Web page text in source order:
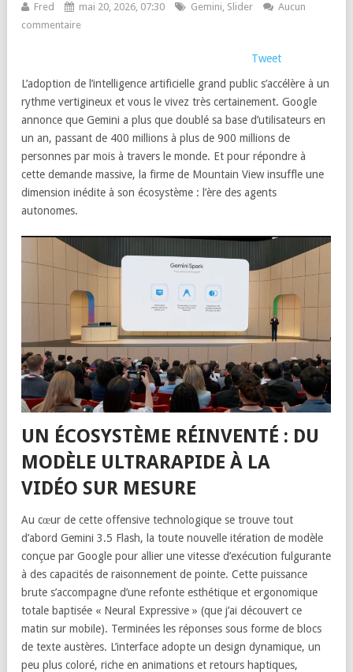
Fred mai 20, 2026, 07:30 Gemini, Slider
Aucun
commentaire
Tweet
L’adoption de l’intelligence artificielle grand public s’accélère à un
rythme vertigineux et vous le vivez très certainement. Google
annonce que Gemini a plus que doublé sa base d’utilisateurs en
un an, passant de 400 millions à plus de 900 millions de
personnes par mois à travers le monde. Et pour répondre à
cette demande massive, la firme de Mountain View insuffle une
dimension inédite à son écosystème : l’ère des agents
autonomes.
UN ÉCOSYSTÈME RÉINVENTÉ : DU
MODÈLE ULTRARAPIDE À LA
VIDÉO SUR MESURE
Au cœur de cette offensive technologique se trouve tout
d’abord Gemini 3.5 Flash, la toute nouvelle itération de modèle
conçue par Google pour allier une vitesse d’exécution fulgurante
à des capacités de raisonnement de pointe. Cette puissance
brute s’accompagne d’une refonte esthétique et ergonomique
totale baptisée « Neural Expressive » (que j’ai découvert ce
matin sur mobile). Terminées les réponses sous forme de blocs
de texte austères. L’interface adopte un design dynamique, un
peu plus coloré, riche en animations et retours haptiques,